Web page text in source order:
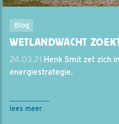
Blog
WETLANDWACHT
24.03.21 Henk Smit zet zich
energiestrategie.
lees meer